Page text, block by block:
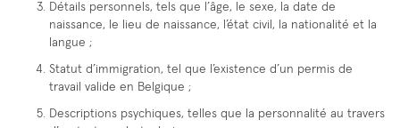
Détails personnels, tels que l’âge, le sexe, la date de
naissance, le lieu de naissance, l’état civil, la nationalité et la
langue ;
Statut d’immigration, tel que l’existence d’un permis de
travail valide en Belgique ;
Descriptions psychiques, telles que la personnalité au travers